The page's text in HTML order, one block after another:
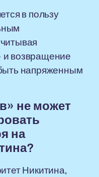
в пользу
возвращение
напряженным
не может
на
Никитина,